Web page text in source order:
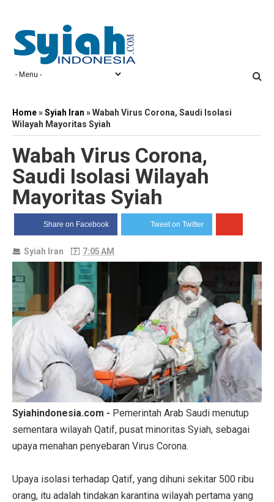
Home»Syiah Iran »Wabah Virus Corona, Saudi Isolasi
Wilayah Mayoritas Syiah
Wabah Virus Corona,
Saudi Isolasi Wilayah
Mayoritas Syiah
Share on Facebook Tweet on Twitter
Syiah Iran 7:05 AM
Syiahindonesia.com - Pemerintah Arab Saudi menutup
sementara wilayah Qatif, pusat minoritas Syiah, sebagai
upaya menahan penyebaran Virus Corona.
Upaya isolasi terhadap Qatif, yang dihuni sekitar 500 ribu
orang, itu adalah tindakan karantina wilayah pertama yang